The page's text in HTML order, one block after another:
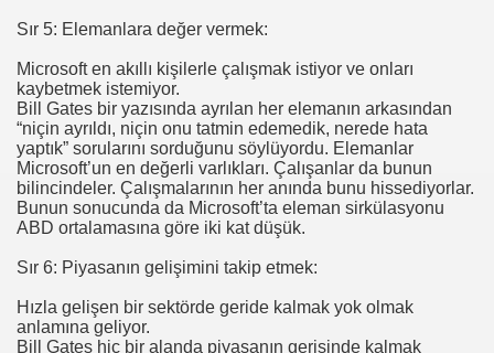
Sır 5: Elemanlara değer vermek:
Microsoft en akıllı kişilerle çalışmak istiyor ve onları
kaybetmek istemiyor.
Bill Gates bir yazısında ayrılan her elemanın arkasından
“niçin ayrıldı, niçin onu tatmin edemedik, nerede hata
yaptık” sorularını sorduğunu söylüyordu. Elemanlar
Microsoft’un en değerli varlıkları. Çalışanlar da bunun
bilincindeler. Çalışmalarının her anında bunu hissediyorlar.
Bunun sonucunda da Microsoft’ta eleman sirkülasyonu
ABD ortalamasına göre iki kat düşük.
Sır 6: Piyasanın gelişimini takip etmek:
Hızla gelişen bir sektörde geride kalmak yok olmak
anlamına geliyor.
Bill Gates hiç bir alanda piyasanın gerisinde kalmak